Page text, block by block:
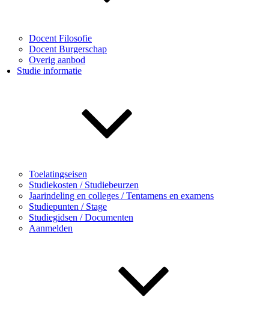
Docent Filosofie
Docent Burgerschap
Overig aanbod
Studie informatie
Toelatingseisen
Studiekosten / Studiebeurzen
Jaarindeling en colleges / Tentamens en examens
Studiepunten / Stage
Studiegidsen / Documenten
Aanmelden